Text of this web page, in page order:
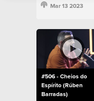
Mar 13 2023
#506 - Cheios do
Espírito (Rúben
Barradas)